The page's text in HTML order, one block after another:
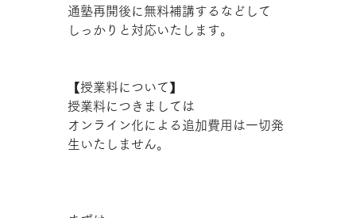
通塾再開後に無料補講するなどして
しっかりと対応いたします。
【授業料について】
授業料につきましては
オンライン化による追加費用は一切発
生いたしません。